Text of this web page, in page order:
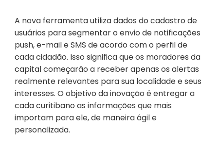
A nova ferramenta utiliza dados do cadastro de
usuários para segmentar o envio de notificações
push, e-mail e SMS de acordo com o perfil de
cada cidadão. Isso significa que os moradores da
capital começarão a receber apenas os alertas
realmente relevantes para sua localidade e seus
interesses. O objetivo da inovação é entregar a
cada curitibano as informações que mais
importam para ele, de maneira ágil e
personalizada.